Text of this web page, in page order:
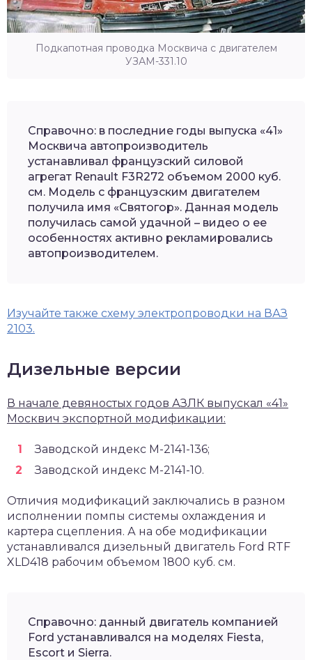
Подкапотная проводка Москвича с двигателем
УЗАМ-331.10
Справочно: в последние годы выпуска «41»
Москвича автопроизводитель
устанавливал французский силовой
агрегат Renault F3R272 объемом 2000 куб.
см. Модель с французским двигателем
получила имя «Святогор». Данная модель
получилась самой удачной – видео о ее
особенностях активно рекламировались
автопроизводителем.
Изучайте также схему электропроводки на ВАЗ
2103.
Дизельные версии
В начале девяностых годов АЗЛК выпускал «41»
Москвич экспортной модификации:
Заводской индекс М-2141-136;
Заводской индекс М-2141-10.
Отличия модификаций заключались в разном
исполнении помпы системы охлаждения и
картера сцепления. А на обе модификации
устанавливался дизельный двигатель Ford RTF
XLD418 рабочим объемом 1800 куб. см.
Справочно: данный двигатель компанией
Ford устанавливался на моделях Fiesta,
Escort и Sierra.